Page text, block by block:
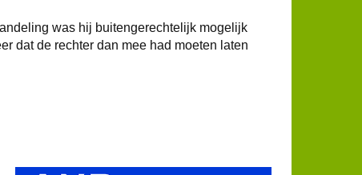
was hij buitengerechtelijk mogelijk
dat de rechter dan mee had moeten laten